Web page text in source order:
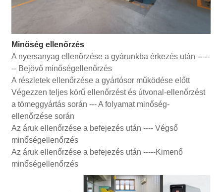
Minőség ellenőrzés
A nyersanyag ellenőrzése a gyárunkba érkezés után -----
-- Bejövő minőségellenőrzés
A részletek ellenőrzése a gyártósor működése előtt
Végezzen teljes körű ellenőrzést és útvonal-ellenőrzést
a tömeggyártás során --- A folyamat minőség-
ellenőrzése során
Az áruk ellenőrzése a befejezés után ---- Végső
minőségellenőrzés
Az áruk ellenőrzése a befejezés után -----Kimenő
minőségellenőrzés